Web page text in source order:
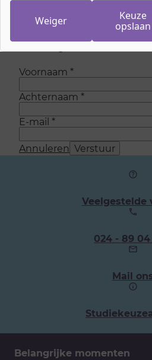
Op dit moment zijn is er
mee te lopen bij de
gerust, we voegen
toe. Laat je gegevens
Voornaam *
Achternaam *
E-mail *
Annuleren Verstuur
Veelgestelde
Ons
024 - 89
Mail
Belangrijke momenten
Weiger
Keuze
opslaan